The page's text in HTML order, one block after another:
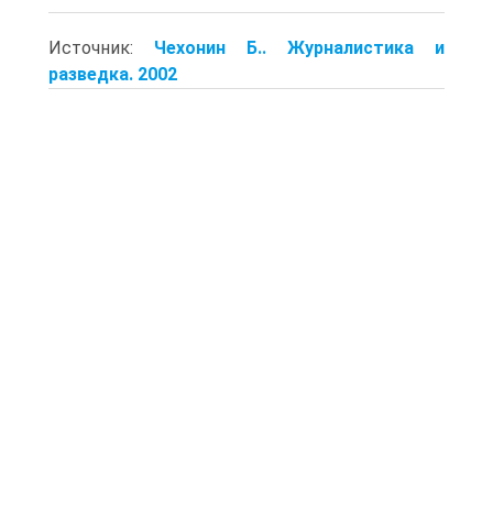
Источник: Чехонин Б.. Журналистика и
разведка. 2002